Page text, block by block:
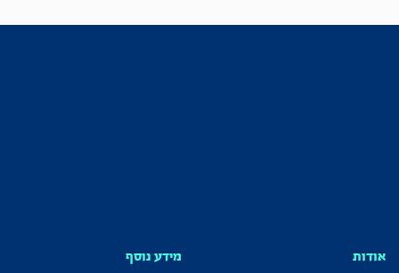
אודות מידע נוסף